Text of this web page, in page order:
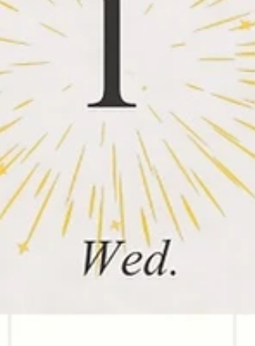
考えます。 マフラー・ネックウォーマーがお
すめ。 ② お腹と腰を温める 下腹部が冷えると
免疫力が下がりやすく、疲れやすくなります
カイロは“下腹・仙骨（お尻の真ん中）”が効果
的。 ③ 胃腸を整える 暴飲暴食で胃腸が弱ると
免疫力が下がりやすいため、 ・温かいもの ・
油控えめ ・休ませる時間をつくる を意識。 ④
質の良い睡眠 東洋医学では、睡眠は「気と血
回復させる時間」。 夜更かしは免疫力を落と
やすくなります。 ⸻